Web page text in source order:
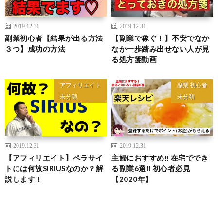
2019.12.31
副業初心者【結果が出る方法
３つ】成功の方法
2019.12.31
【副業で稼ぐ！】不安でなか
なか一歩踏み出せない人が見
る処方箋動画
アフィリエイト
未分類
2019.12.31
【アフィリエイト】ペラサイ
トには何故SIRIUSなのか？解
説します！
副業 初心者
未分類
2019.12.31
主婦におすすめ‼︎ 在宅ででき
る副業6選‼︎ 初心者必見
【2020年】